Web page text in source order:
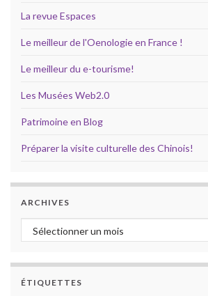
La revue Espaces
Le meilleur de l'Oenologie en France !
Le meilleur du e-tourisme!
Les Musées Web2.0
Patrimoine en Blog
Préparer la visite culturelle des Chinois!
ARCHIVES
Archives
ÉTIQUETTES